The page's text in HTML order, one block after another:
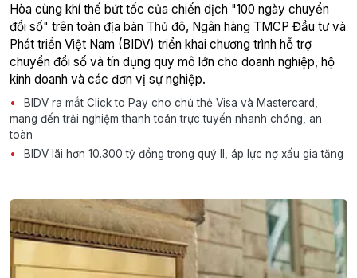
Hòa cùng khí thế bứt tốc của chiến dịch "100 ngày chuyển
đổi số" trên toàn địa bàn Thủ đô, Ngân hàng TMCP Đầu tư và
Phát triển Việt Nam (BIDV) triển khai chương trình hỗ trợ
chuyển đổi số và tín dụng quy mô lớn cho doanh nghiệp, hộ
kinh doanh và các đơn vị sự nghiệp.
BIDV ra mắt Click to Pay cho chủ thẻ Visa và Mastercard,
mang đến trải nghiệm thanh toán trực tuyến nhanh chóng, an
toàn
BIDV lãi hơn 10.300 tỷ đồng trong quý II, áp lực nợ xấu gia tăng